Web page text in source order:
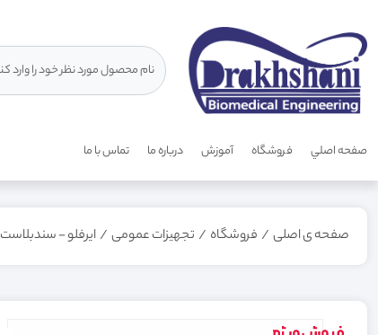
صفحه اصلي فروشگاه آموزش درباره ما تماس با ما
صفحه ی اصلی / فروشگاه / تجهیزات عمومی / ایرفلو - سندبلاست